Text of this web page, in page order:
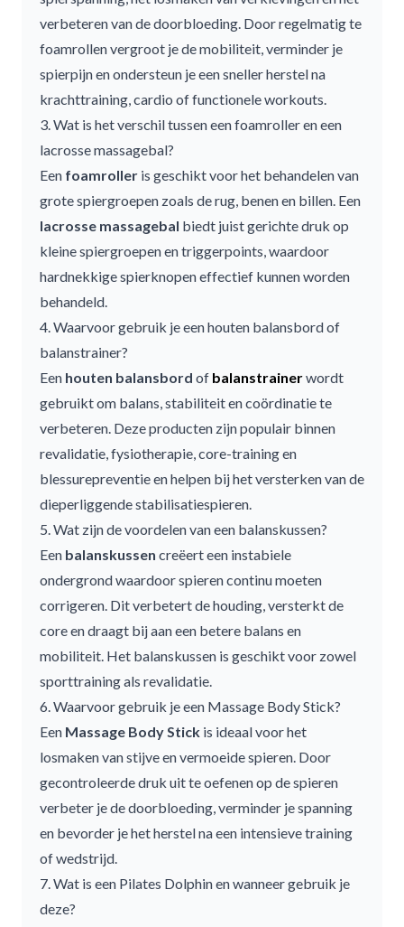
verbeteren van de doorbloeding. Door regelmatig te
foamrollen vergroot je de mobiliteit, verminder je
spierpijn en ondersteun je een sneller herstel na
krachttraining, cardio of functionele workouts.
3. Wat is het verschil tussen een foamroller en een
lacrosse massagebal?
Een foamroller is geschikt voor het behandelen van
grote spiergroepen zoals de rug, benen en billen. Een
lacrosse massagebal biedt juist gerichte druk op
kleine spiergroepen en triggerpoints, waardoor
hardnekkige spierknopen effectief kunnen worden
behandeld.
4. Waarvoor gebruik je een houten balansbord of
balanstrainer?
Een houten balansbord of balanstrainerwordt
gebruikt om balans, stabiliteit en coördinatie te
verbeteren. Deze producten zijn populair binnen
revalidatie, fysiotherapie, core-training en
blessurepreventie en helpen bij het versterken van de
dieperliggende stabilisatiespieren.
5. Wat zijn de voordelen van een balanskussen?
Een balanskussen creëert een instabiele
ondergrond waardoor spieren continu moeten
corrigeren. Dit verbetert de houding, versterkt de
core en draagt bij aan een betere balans en
mobiliteit. Het balanskussen is geschikt voor zowel
sporttraining als revalidatie.
6. Waarvoor gebruik je een Massage Body Stick?
Een Massage Body Stick is ideaal voor het
losmaken van stijve en vermoeide spieren. Door
gecontroleerde druk uit te oefenen op de spieren
verbeter je de doorbloeding, verminder je spanning
en bevorder je het herstel na een intensieve training
of wedstrijd.
7. Wat is een Pilates Dolphin en wanneer gebruik je
deze?